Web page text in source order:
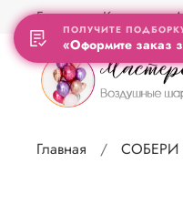
Главная Контакты
Главная
ПОЛУЧИТЕ
«Оформите заказ